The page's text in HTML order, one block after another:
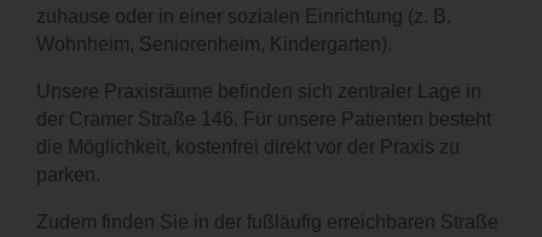
zuhause oder in einer sozialen Einrichtung (z. B.
Wohnheim, Seniorenheim, Kindergarten).
Unsere Praxisräume befinden sich zentraler Lage in
der Cramer Straße 146. Für unsere Patienten besteht
die Möglichkeit, kostenfrei direkt vor der Praxis zu
parken.
Zudem finden Sie in der fußläufig erreichbaren Straße